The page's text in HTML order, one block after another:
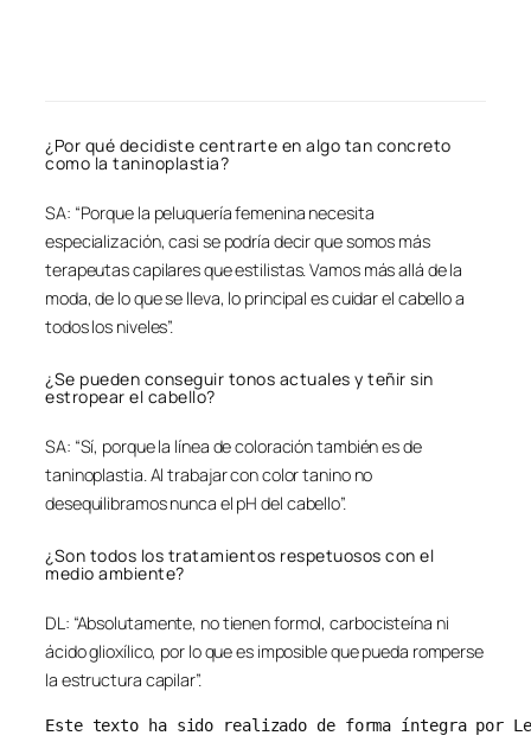
¿Por qué decidiste centrarte en algo tan concreto
como la taninoplastia?
SA: “Porque la peluquería femenina necesita
especialización, casi se podría decir que somos más
terapeutas capilares que estilistas. Vamos más allá de la
moda, de lo que se lleva, lo principal es cuidar el cabello a
todos los niveles”.
¿Se pueden conseguir tonos actuales y teñir sin
estropear el cabello?
SA: “Sí, porque la línea de coloración también es de
taninoplastia. Al trabajar con color tanino no
desequilibramos nunca el pH del cabello”.
¿Son todos los tratamientos respetuosos con el
medio ambiente?
DL: “Absolutamente, no tienen formol, carbocisteína ni
ácido glioxílico, por lo que es imposible que pueda romperse
la estructura capilar”.
Este texto ha sido realizado de forma íntegra por